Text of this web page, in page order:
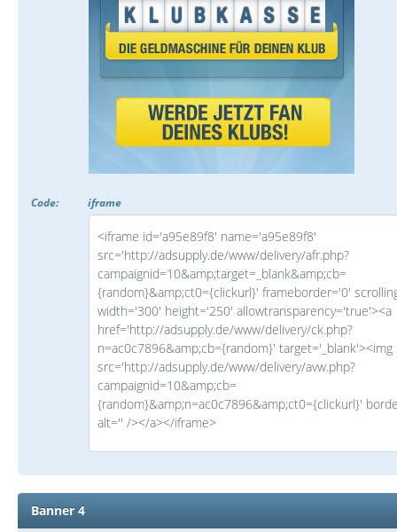
Code: iframe
<iframe id='a95e89f8' name='a95e89f8'
src='http://adsupply.de/www/delivery/afr.php?
campaignid=10&amp;target=_blank&amp;cb=
{random}&amp;ct0={clickurl}' frameborder='0'
width='300' height='250' allowtransparency='true'><a
href='http://adsupply.de/www/delivery/ck.php?
n=ac0c7896&amp;cb={random}' target='_blank'><img
src='http://adsupply.de/www/delivery/avw.php?
campaignid=10&amp;cb=
{random}&amp;n=ac0c7896&amp;ct0={clickurl}'
alt='' /></a></iframe>
Banner 4